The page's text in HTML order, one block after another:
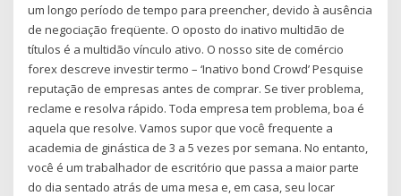
um longo período de tempo para preencher, devido à ausência
de negociação freqüente. O oposto do inativo multidão de
títulos é a multidão vínculo ativo. O nosso site de comércio
forex descreve investir termo – ‘Inativo bond Crowd’ Pesquise
reputação de empresas antes de comprar. Se tiver problema,
reclame e resolva rápido. Toda empresa tem problema, boa é
aquela que resolve. Vamos supor que você frequente a
academia de ginástica de 3 a 5 vezes por semana. No entanto,
você é um trabalhador de escritório que passa a maior parte
do dia sentado atrás de uma mesa e, em casa, seu locar